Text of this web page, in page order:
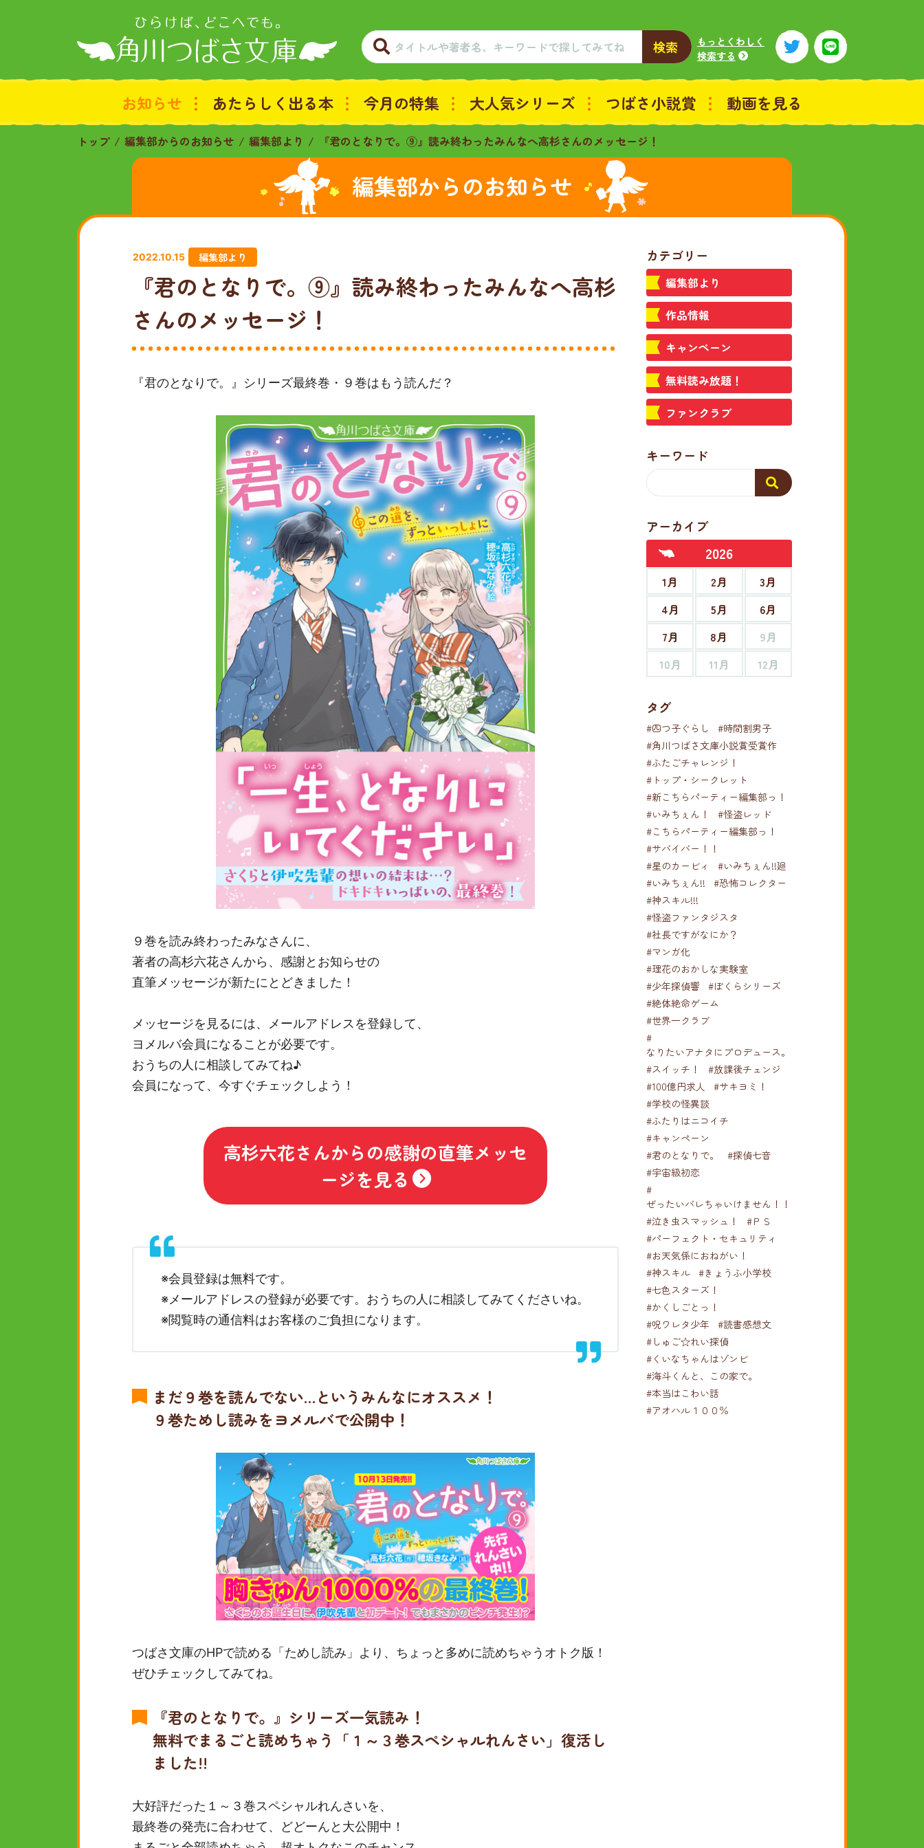
検索
もっとくわしく
検索する
お知らせ あたらしく出る本 今月の特集 大人気シリーズ つばさ小説賞 動画を見る
トップ 編集部からのお知らせ 編集部より 『君のとなりで。⑨』読み終わったみんなへ高杉さんのメッセージ！
編集部からのお知らせ
2022.10.15 編集部より
『君のとなりで。⑨』読み終わったみんなへ高杉
さんのメッセージ！
『君のとなりで。』シリーズ最終巻・９巻はもう読んだ？
９巻を読み終わったみなさんに、
著者の高杉六花さんから、感謝とお知らせの
直筆メッセージが新たにとどきました！
メッセージを見るには、メールアドレスを登録して、
ヨメルバ会員になることが必要です。
おうちの人に相談してみてね♪
会員になって、今すぐチェックしよう！
高杉六花さんからの感謝の直筆メッセ
ージを見る
※会員登録は無料です。
※メールアドレスの登録が必要です。おうちの人に相談してみてくださいね。
※閲覧時の通信料はお客様のご負担になります。
まだ９巻を読んでない…というみんなにオススメ！
９巻ためし読みをヨメルバで公開中！
つばさ文庫のHPで読める「ためし読み」より、ちょっと多めに読めちゃうオトク版！
ぜひチェックしてみてね。
『君のとなりで。』シリーズ一気読み！
無料でまるごと読めちゃう「１～３巻スペシャルれんさい」復活し
ました!!
大好評だった１～３巻スペシャルれんさいを、
最終巻の発売に合わせて、どどーんと大公開中！
カテゴリー
編集部より
作品情報
キャンペーン
無料読み放題！
ファンクラブ
キーワード
アーカイブ
2026
1月 2月
3月
4月
5月
6月
7月
8月
9月
10月
11月 12月
タグ
#四つ子ぐらし
#時間割男子
#角川つばさ文庫小説賞受賞作
#ふたごチャレンジ！
#トップ・シークレット
#新こちらパーティー編集部っ！
#いみちぇん！
#怪盗レッド
#こちらパーティー編集部っ！
#サバイバー！！
#星のカービィ
#いみちぇん!!廻
#いみちぇん!!
#恐怖コレクター
#神スキル!!!
#怪盗ファンタジスタ
#社長ですがなにか？
#マンガ化
#理花のおかしな実験室
#少年探偵響
#ぼくらシリーズ
#絶体絶命ゲーム
#世界一クラブ
#
なりたいアナタにプロデュース。
#スイッチ！
#放課後チェンジ
#100億円求人
#サキヨミ！
#学校の怪異談
#ふたりはニコイチ
#キャンペーン
#君のとなりで。
#探偵七音
#宇宙級初恋
#
ぜったいバレちゃいけません！！！
#泣き虫スマッシュ！
#ＰＳ
#パーフェクト・セキュリティ
#お天気係におねがい！
#神スキル #きょうふ小学校
#七色スターズ！
#かくしごとっ！
#呪ワレタ少年
#読書感想文
#しゅご☆れい探偵
#くいなちゃんはゾンビ
#海斗くんと、この家で。
#本当はこわい話
#アオハル１００％